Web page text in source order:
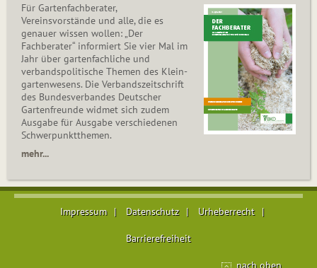
Für Gartenfachberater,
Vereinsvorstände und alle, die es
genauer wissen wollen: „Der
Fachberater“ informiert Sie vier Mal im
Jahr über gartenfachliche und
verbandspolitische Themen des Klein­
gar­ten­wesens. Die Ver­bands­zeit­schrift
des Bun­des­ver­ban­des Deutscher
Gartenfreunde widmet sich zudem
Ausgabe für Ausgabe verschiedenen
Schwer­punkt­the­men.
mehr...
Impressum Datenschutz Urheberrecht
Barrierefreiheit
nach oben